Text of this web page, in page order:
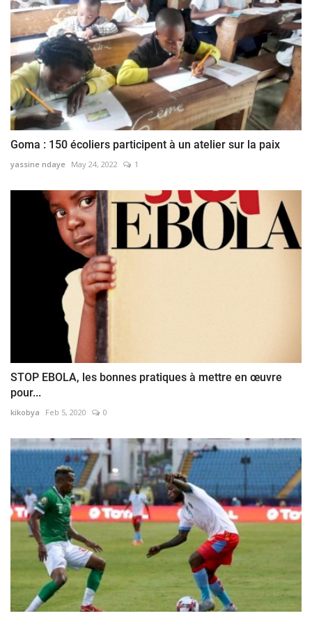
Goma : 150 écoliers participent à un atelier sur la paix
yassine ndaye May 24, 2022 1
STOP EBOLA, les bonnes pratiques à mettre en œuvre
pour...
kikobya Feb 5, 2020 0